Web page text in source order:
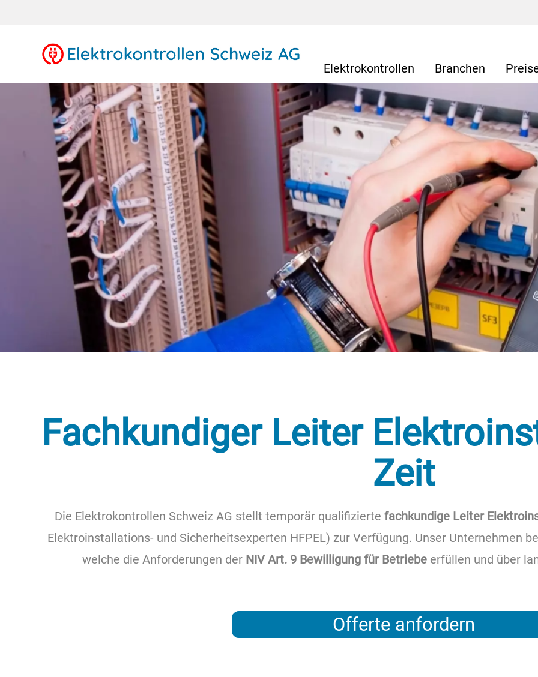
Elektrokontrollen Branchen
Fachkundiger Leiter
Zeit
Die Elektrokontrollen Schweiz AG stellt temporär qualifizierte fachkundige Leiter
Elektroinstallations- und Sicherheitsexperten HFPEL) zur Verfügung. Unser Unternehmen
welche die Anforderungen der NIV Art. 9 Bewilligung für Betriebeerfüllen und über
Offerte anfordern